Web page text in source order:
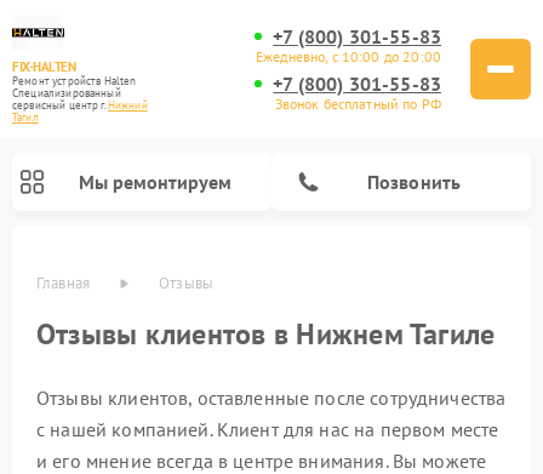
FIX-HALTEN
Ремонт устройств Halten
Специализированный
cервисный центр г.Нижний
Тагил
+7 (800) 301-55-83
Ежедневно, с 10:00 до 20:00
+7 (800) 301-55-83
Звонок бесплатный по РФ
Мы ремонтируем Позвонить
Главная Отзывы
Отзывы клиентов в Нижнем Тагиле
Отзывы клиентов, оставленные после сотрудничества
с нашей компанией. Клиент для нас на первом месте
и его мнение всегда в центре внимания. Вы можете